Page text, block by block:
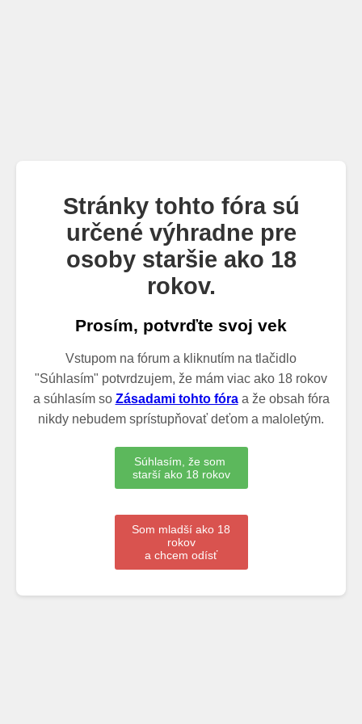
Stránky tohto fóra sú
určené výhradne pre
osoby staršie ako 18
rokov.
Prosím, potvrďte svoj vek
Vstupom na fórum a kliknutím na tlačidlo
"Súhlasím" potvrdzujem, že mám viac ako 18 rokov
a súhlasím so Zásadami tohto fóraa že obsah fóra
nikdy nebudem sprístupňovať deťom a maloletým.
Súhlasím, že som
starší ako 18 rokov
Som mladší ako 18
rokov
a chcem odísť